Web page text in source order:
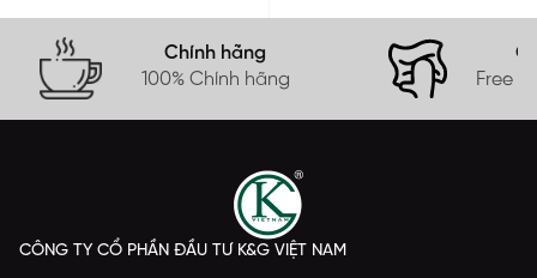
Chính hãng
100% Chính hãng
Free
CÔNG TY CỔ PHẦN ĐẦU TƯ K&G VIỆT NAM